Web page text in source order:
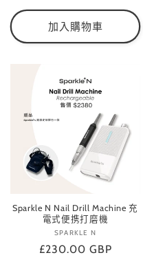
價
加入購物車
Sparkle N Nail Drill Machine 充
電式便携打磨機
廠
商：
SPARKLE N
定
£230.00 GBP